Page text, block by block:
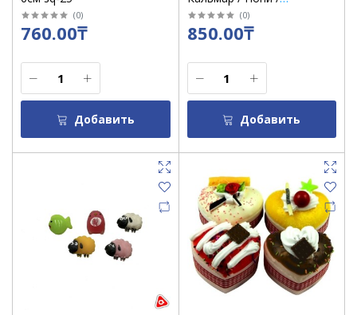
(0)
760.00₸
Добавить
Мороженное
(0)
850.00₸
Добавить